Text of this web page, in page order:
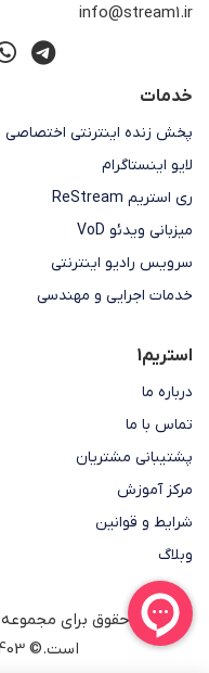
info@stream1.ir
خدمات
پخش زنده اینترنتی اختصاصی
لایو اینستاگرام
ری استریم ReStream
میزبانی ویدئو VoD
سرویس رادیو اینترنتی
خدمات اجرایی و مهندسی
استریم1
درباره ما
تماس با ما
پشتیبانی مشتریان
مرکز آموزش
شرایط و قوانین
وبلاگ
تمامی حقوق برای مجموعه
است.© 1403